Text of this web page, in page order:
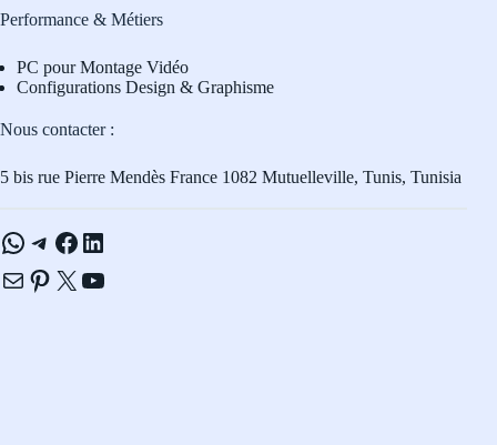
Performance & Métiers
PC pour Montage Vidéo
Configurations Design & Graphisme
Nous contacter :
5 bis rue Pierre Mendès France 1082 Mutuelleville, Tunis, Tunisia
WhatsApp
Telegram
Facebook
LinkedIn
E-mailPinterest
X YouTube